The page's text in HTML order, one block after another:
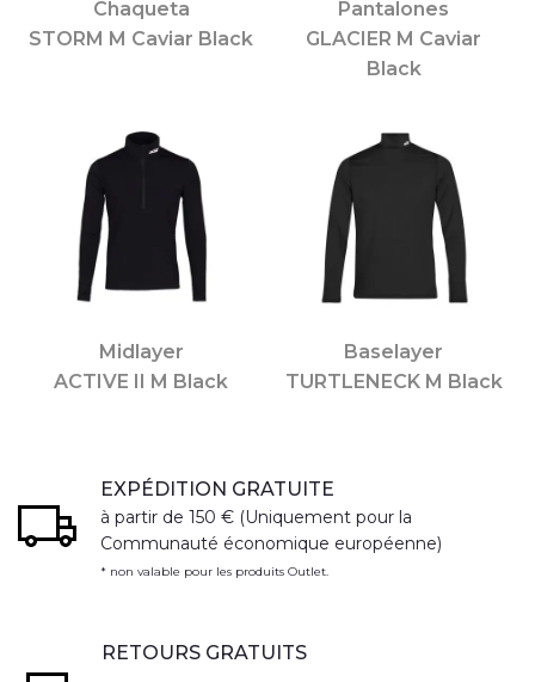
Chaqueta
STORM M Caviar Black
Pantalones
GLACIER M Caviar
Black
Midlayer
ACTIVE II M Black
Baselayer
TURTLENECK M Black
EXPÉDITION GRATUITE
à partir de 150 € (Uniquement pour la
Communauté économique européenne)
* non valable pour les produits Outlet.
RETOURS GRATUITS